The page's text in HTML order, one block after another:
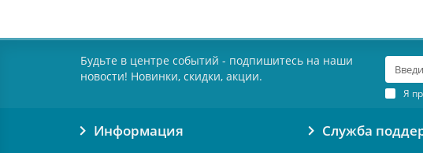
Будьте в центре событий - подпишитесь на наши
новости! Новинки, скидки, акции.
Я
Информация Служба